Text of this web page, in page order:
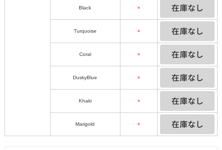
Black ×
Turquoise ×
Coral ×
DuskyBlue ×
Khaki ×
Marigold ×